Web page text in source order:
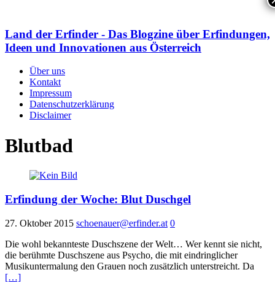
Land der Erfinder - Das Blogzine über Erfindungen,
Ideen und Innovationen aus Österreich
Über uns
Kontakt
Impressum
Datenschutzerklärung
Disclaimer
Blutbad
Erfindung der Woche: Blut Duschgel
27. Oktober 2015 schoenauer@erfinder.at 0
Die wohl bekannteste Duschszene der Welt… Wer kennt sie nicht,
die berühmte Duschszene aus Psycho, die mit eindringlicher
Musikuntermalung den Grauen noch zusätzlich unterstreicht. Da
[…]